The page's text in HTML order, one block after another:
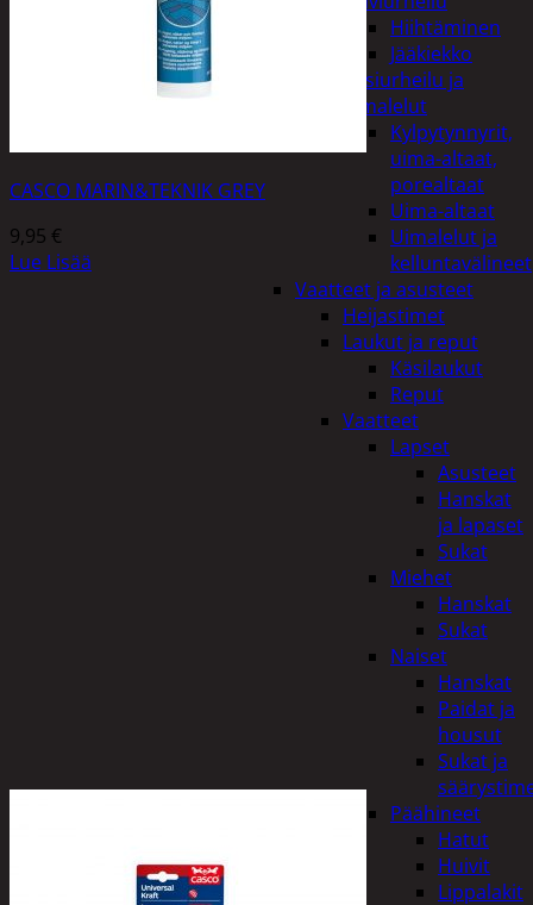
Hiihtäminen
Jääkiekko
Vesiurheilu ja
uimalelut
Kylpytynnyrit,
uima-altaat,
porealtaat
Uima-altaat
Uimalelut ja
kelluntavälineet
Vaatteet ja asusteet
Heijastimet
Laukut ja reput
Käsilaukut
Reput
Vaatteet
Lapset
Asusteet
Hanskat
ja lapaset
Sukat
Miehet
Hanskat
Sukat
Naiset
Hanskat
Paidat ja
housut
Sukat ja
Päähineet
Hatut
Huivit
Lippalakit
CASCO MARIN&TEKNIK GREY
9,95 €
Lue Lisää